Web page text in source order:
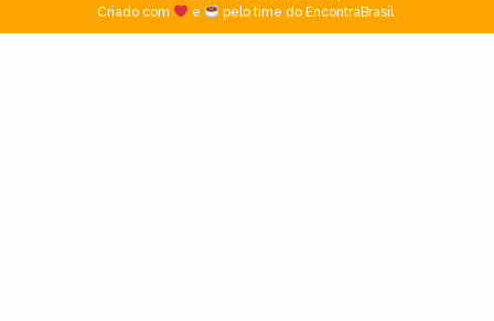
Criado com
e pelo time do EncontraBrasil